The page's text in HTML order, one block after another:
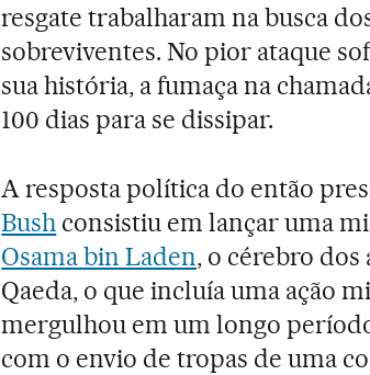
resgate trabalharam na busca
sobreviventes. No pior ataque
sua história, a fumaça na
100 dias para se dissipar.
A resposta política do então
Bush consistiu em lançar uma
Osama bin Laden, o cérebro
Qaeda, o que incluía uma ação
mergulhou em um longo
com o envio de tropas de uma